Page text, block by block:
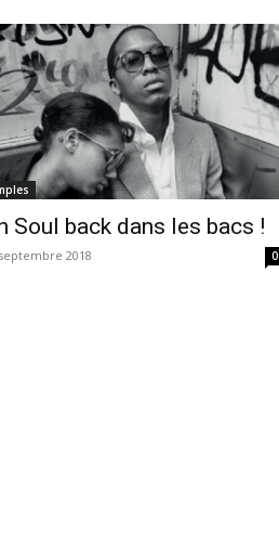
Soul back dans les bacs !
2018 0